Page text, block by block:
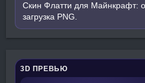
Скин Флатти для Майнкрафт:
загрузка PNG.
3D ПРЕВЬЮ